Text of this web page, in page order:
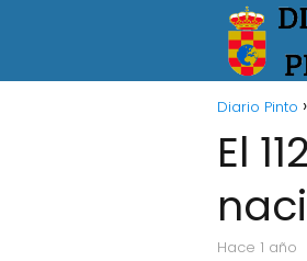
Diario Pinto
El
hace 1 año